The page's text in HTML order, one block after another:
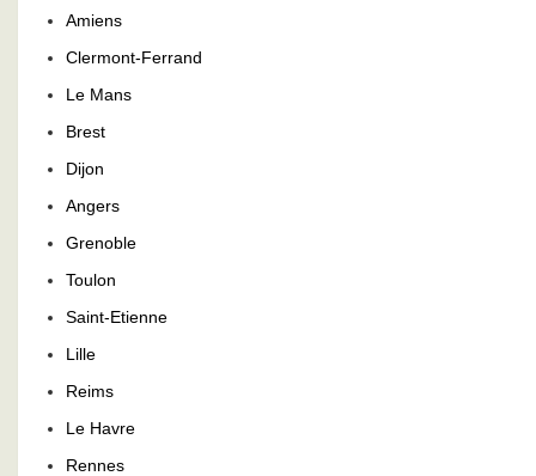
Amiens
Clermont-Ferrand
Le Mans
Brest
Dijon
Angers
Grenoble
Toulon
Saint-Etienne
Lille
Reims
Le Havre
Rennes